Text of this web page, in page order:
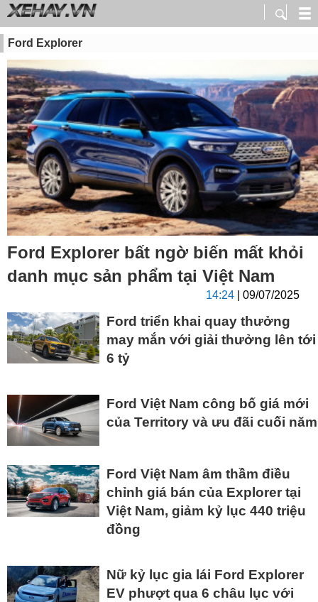
Ford Explorer
Ford Explorer bất ngờ biến mất khỏi
danh mục sản phẩm tại Việt Nam
14:24 | 09/07/2025
Ford triển khai quay thưởng
may mắn với giải thưởng lên tới
6 tỷ
Ford Việt Nam công bố giá mới
của Territory và ưu đãi cuối năm
Ford Việt Nam âm thầm điều
chỉnh giá bán của Explorer tại
Việt Nam, giảm kỷ lục 440 triệu
đồng
Nữ kỷ lục gia lái Ford Explorer
EV phượt qua 6 châu lục với